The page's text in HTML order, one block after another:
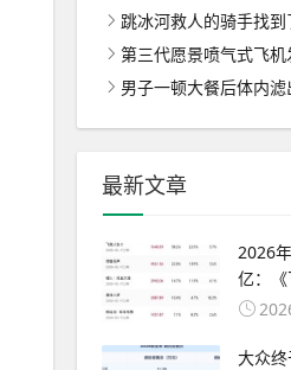
跳冰河救人的骑手找到了 美
第三代愿景喷气式飞机发布
男子一顿大餐后体内滤出7斤油
最新文章
2026
亿：
大众